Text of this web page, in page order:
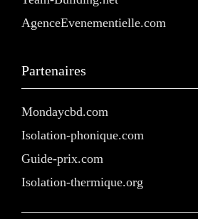
AgenceEvenementielle.com
Partenaires
Mondaycbd.com
Isolation-phonique.com
Guide-prix.com
Isolation-thermique.org